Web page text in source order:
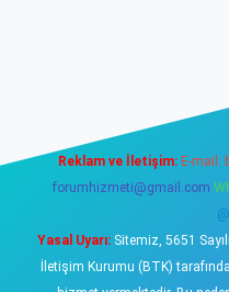
Reklam ve İletişim: E-mail:
forumhizmeti@gmail.com
Yasal Uyarı:Sitemiz, 5651
İletişim Kurumu (BTK)